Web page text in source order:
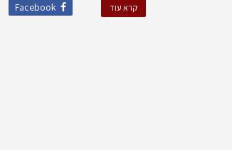
קרא עוד Facebook